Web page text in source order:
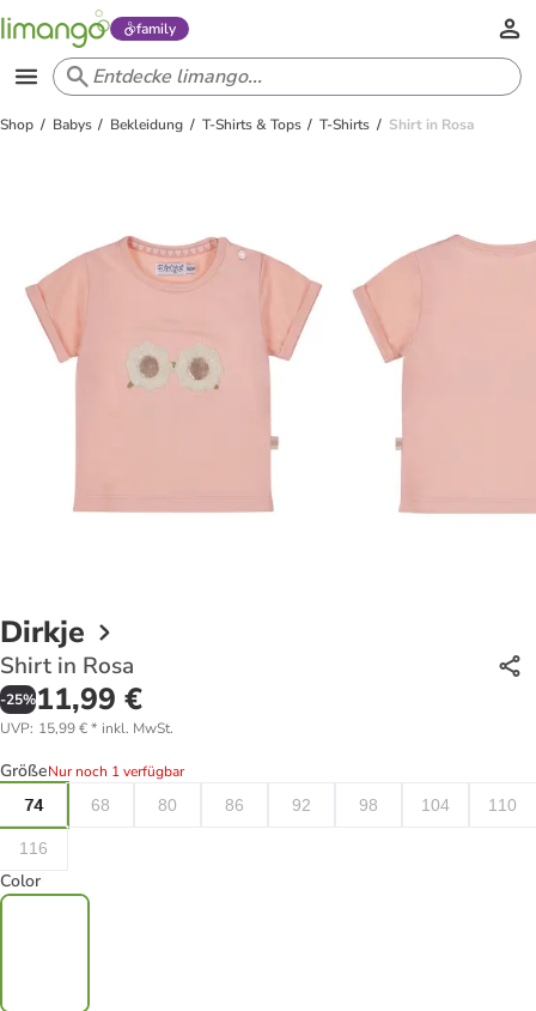
family
Shop Babys Bekleidung T-Shirts & Tops T-Shirts Shirt in Rosa
Dirkje
Shirt in Rosa
-25%11,99 €
UVP: 15,99 €* inkl. MwSt.
GrößeNur noch 1 verfügbar
74
68 80 86 92 98 104 110
116
Color